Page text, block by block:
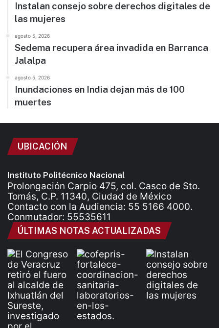
Instalan consejo sobre derechos digitales de
las mujeres
agosto 5, 2026
Sedema recupera área invadida en Barranca
Jalalpa
agosto 5, 2026
Inundaciones en India dejan más de 100
muertes
UBICACIÓN
Instituto Politécnico Nacional
Prolongación Carpio 475, col. Casco de Sto.
Tomás, C.P. 11340, Ciudad de México
Contacto con la Audiencia: 55 5166 4000.
Conmutador: 55535611
ÚLTIMAS NOTAS ACTUALIZADAS